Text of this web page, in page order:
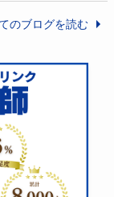
ともできてい
やはり無理が
燃え尽き症候
とが次第にで
お願いいたし
常に改善】
い授業対応を
のブログを読む